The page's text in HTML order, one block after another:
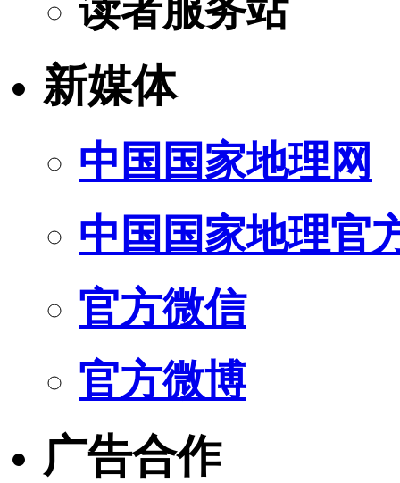
读者服务站
新媒体
中国国家地理网
中国国家地理官
官方微信
官方微博
广告合作